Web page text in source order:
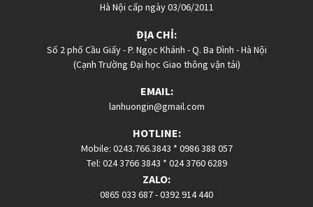
Hà Nội cấp ngày 03/06/2011
ĐỊA CHỈ:
Số 2 phố Cầu Giấy - P. Ngọc Khánh - Q. Ba Đình - Hà Nội
(Cạnh Trường Đại học Giao thông vận tải)
EMAIL:
lanhuongin@gmail.com
HOTLINE:
Mobile: 0243.766.3843 * 0986 388 057
Tel: 024 3766 3843 * 024 3760 6289
ZALO:
0865 033 687-0392 914 440